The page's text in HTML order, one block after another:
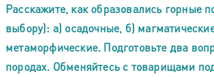
Расскажите, как образовались горные
выбору): а) осадочные, б)
метаморфические. Подготовьте два
породах. Обменяйтесь с товарищами